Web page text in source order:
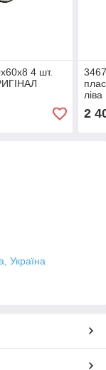
4 шт.
2
Україна